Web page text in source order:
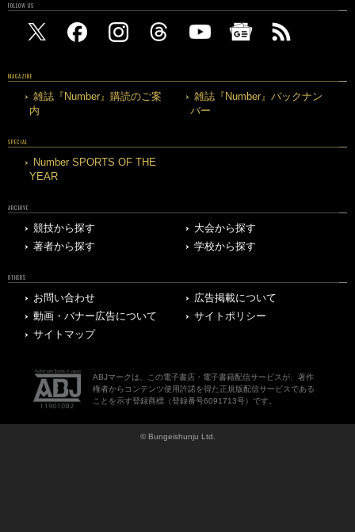
FOLLOW US
MAGAZINE
雑誌『Number』購読のご案
内
雑誌『Number』バックナン
バー
SPECIAL
Number SPORTS OF THE
YEAR
ARCHIVE
競技から探す
大会から探す
著者から探す
学校から探す
OTHERS
お問い合わせ
広告掲載について
動画・バナー広告について
サイトポリシー
サイトマップ
ABJマークは、この電子書店・電子書籍配信サービスが、著作
権者からコンテンツ使用許諾を得た正規版配信サービスである
ことを示す登録商標（登録番号6091713号）です。
© Bungeishunju Ltd.